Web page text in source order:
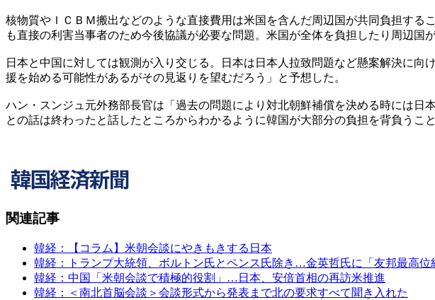
核物質やＩＣＢＭ搬出などのような直接費用は米国を含んだ周辺国が共同負担す
も直接の利害当事者のため今後協議が必要な問題。米国が全体を負担したり周辺国
日本と中国に対しては観測が入り交じる。日本は日本人拉致問題など懸案解決に
援を始める可能性があるがその見返りを望むだろう」と予想した。
ハン・スンジュ元外務部長官は「過去の問題により対北朝鮮補償を決める時には
との話は終わったと話したところからわかるように韓国が大部分の負担を背負うこ
関連記事
韓経：【コラム】米朝会談にやきもきする日本
韓経：トランプ大統領、ボルトン氏とペンス氏除き…金英哲氏に「友邦最高位
韓経：中国「米朝会談で積極的役割」…日本、安倍首相の再訪米推進
韓経：＜南北首脳会談＞会談形式から発表まで北の要求すべて聞き入れた